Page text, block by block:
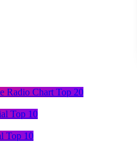
Radio Chart Top 20
Top 10
Top 10